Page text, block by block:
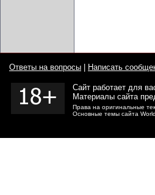
Ответы на вопросы Написать
Сайт работает для
Материалы сайта
Права на оригинальные
Основные темы сайта